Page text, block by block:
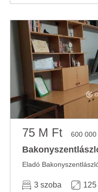
75 M Ft 600 000
3 szoba 125